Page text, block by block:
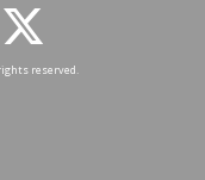
reserved.